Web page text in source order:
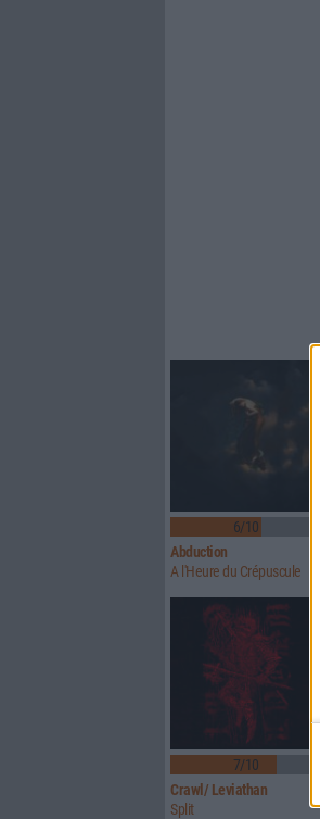
6/10
Abduction
A l'Heure du Crépuscule
7/10
Crawl/ Leviathan
Split